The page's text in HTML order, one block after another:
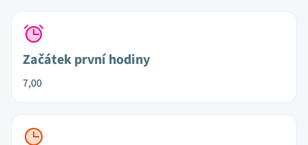
Začátek první hodiny
7,00